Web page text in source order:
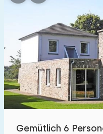
Gemütlich 6